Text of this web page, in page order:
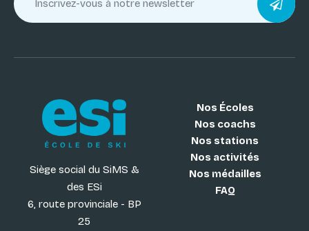
Siège social du SiMS &
des ESi
6, route provinciale - BP
25
Nos Écoles
Nos coachs
Nos stations
Nos activités
Nos médailles
FAQ